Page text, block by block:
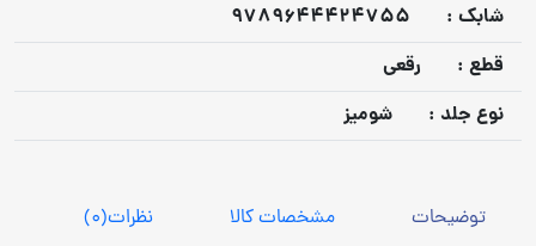
شابک :
9789644424755
قطع :
رقعی
نوع جلد :
شومیز
توضیحات مشخصات کالا نظرات(0)